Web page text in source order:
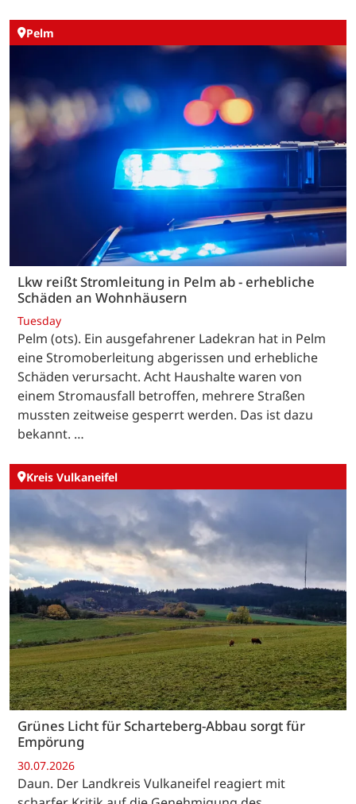
Pelm
Lkw reißt Stromleitung in Pelm ab - erhebliche
Schäden an Wohnhäusern
Tuesday
Pelm (ots). Ein ausgefahrener Ladekran hat in Pelm
eine Stromoberleitung abgerissen und erhebliche
Schäden verursacht. Acht Haushalte waren von
einem Stromausfall betroffen, mehrere Straßen
mussten zeitweise gesperrt werden. Das ist dazu
bekannt. …
Kreis Vulkaneifel
Grünes Licht für Scharteberg-Abbau sorgt für
Empörung
30.07.2026
Daun. Der Landkreis Vulkaneifel reagiert mit